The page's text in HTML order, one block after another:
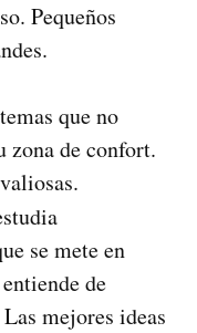
Pequeños
que no
zona de confort.
se mete en
de
mejores ideas